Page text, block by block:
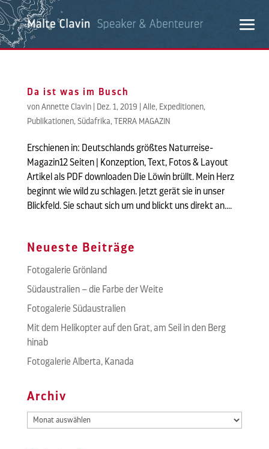
Da ist was im Busch
von Annette Clavin| Dez. 1, 2019 Alle, Expeditionen,
Publikationen, Südafrika, TERRA MAGAZIN
Erschienen in: Deutschlands größtes Naturreise-
Magazin12 Seiten | Konzeption, Text, Fotos & Layout
Artikel als PDF downloaden Die Löwin brüllt. Mein Herz
beginnt wie wild zu schlagen. Jetzt gerät sie in unser
Blickfeld. Sie schaut sich um und blickt uns direkt an....
Neueste Beiträge
Fotogalerie Grönland
Südaustralien – die Farbe der Weite
Fotogalerie Südaustralien
Mit dem Helikopter auf den Grat, am Seil in den Berg
hinab
Fotogalerie Alberta, Kanada
Archiv
Archiv